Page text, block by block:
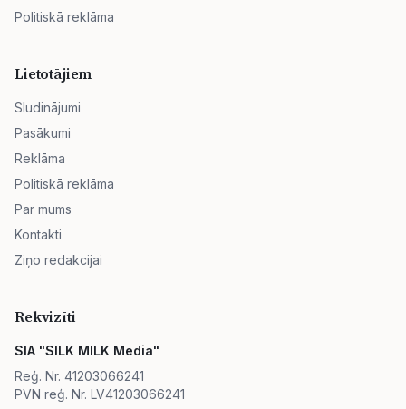
Politiskā reklāma
Lietotājiem
Sludinājumi
Pasākumi
Reklāma
Politiskā reklāma
Par mums
Kontakti
Ziņo redakcijai
Rekvizīti
SIA "SILK MILK Media"
Reģ. Nr. 41203066241
PVN reģ. Nr. LV41203066241